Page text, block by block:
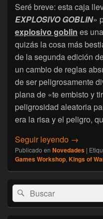
Seré breve: esta caja
EXPLOSIVO GOBLIN»
explosivo goblin es
quizás la cosa más
de la segunda edición
un cambio de reglas
de ser peligrosamente
plana de «te embisto y
peligrosidad aleatoria
era la risa y el peligro,
Seguir leyendo →
Publicado en Novedades |
Games Workshop, Kings of
área
de
widget
Buscar
por:
Buscar